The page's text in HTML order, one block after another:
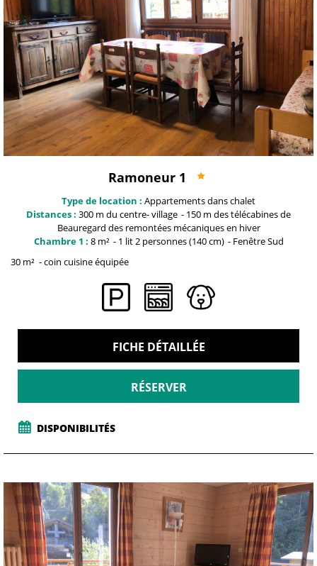
Ramoneur 1
Type de location : Appartements dans chalet
Distances : 300 m du centre-village
150 m des télécabines de
Beauregard des remontées mécaniques en hiver
Chambre 1 : 8 m² 1 lit 2 personnes (140 cm) FenêtreSud
30 m² coin cuisine équipée
FICHE DÉTAILLÉE
RÉSERVER
DISPONIBILITÉS